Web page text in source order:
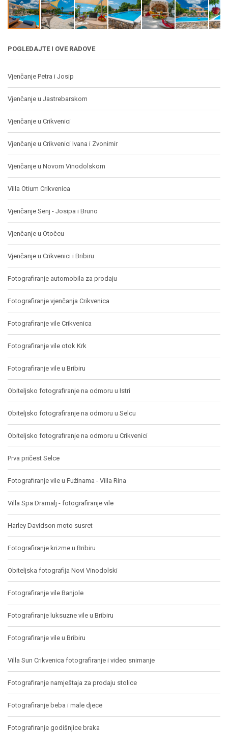
POGLEDAJTE I OVE RADOVE
Vjenčanje Petra i Josip
Vjenčanje u Jastrebarskom
Vjenčanje u Crikvenici
Vjenčanje u Crikvenici Ivana i Zvonimir
Vjenčanje u Novom Vinodolskom
Villa Otium Crikvenica
Vjenčanje Senj - Josipa i Bruno
Vjenčanje u Otočcu
Vjenčanje u Crikvenici i Bribiru
Fotografiranje automobila za prodaju
Fotografiranje vjenčanja Crikvenica
Fotografiranje vile Crikvenica
Fotografiranje vile otok Krk
Fotografiranje vile u Bribiru
Obiteljsko fotografiranje na odmoru u Istri
Obiteljsko fotografiranje na odmoru u Selcu
Obiteljsko fotografiranje na odmoru u Crikvenici
Prva pričest Selce
Fotografiranje vile u Fužinama - Villa Rina
Villa Spa Dramalj - fotografiranje vile
Harley Davidson moto susret
Fotografiranje krizme u Bribiru
Obiteljska fotografija Novi Vinodolski
Fotografiranje vile Banjole
Fotografiranje luksuzne vile u Bribiru
Fotografiranje vile u Bribiru
Villa Sun Crikvenica fotografiranje i video snimanje
Fotografiranje namještaja za prodaju stolice
Fotografiranje beba i male djece
Fotografiranje godišnjice braka